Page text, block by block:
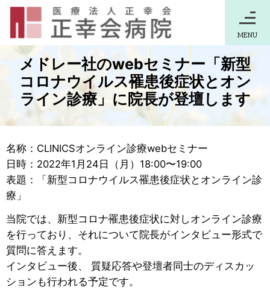
MENU
メドレー社のwebセミナー「新型
コロナウイルス罹患後症状とオン
ライン診療」に院長が登壇します
名称：CLINICSオンライン診療webセミナー
日時：2022年1月24日（月）18:00〜19:00
表題：「新型コロナウイルス罹患後症状とオンライン診
療」
当院では、新型コロナ罹患後症状に対しオンライン診療
を行っており、それについて院長がインタビュー形式で
質問に答えます。
インタビュー後、 質疑応答や登壇者同士のディスカッ
ションも行われる予定です。